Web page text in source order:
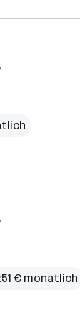
€ monatlich